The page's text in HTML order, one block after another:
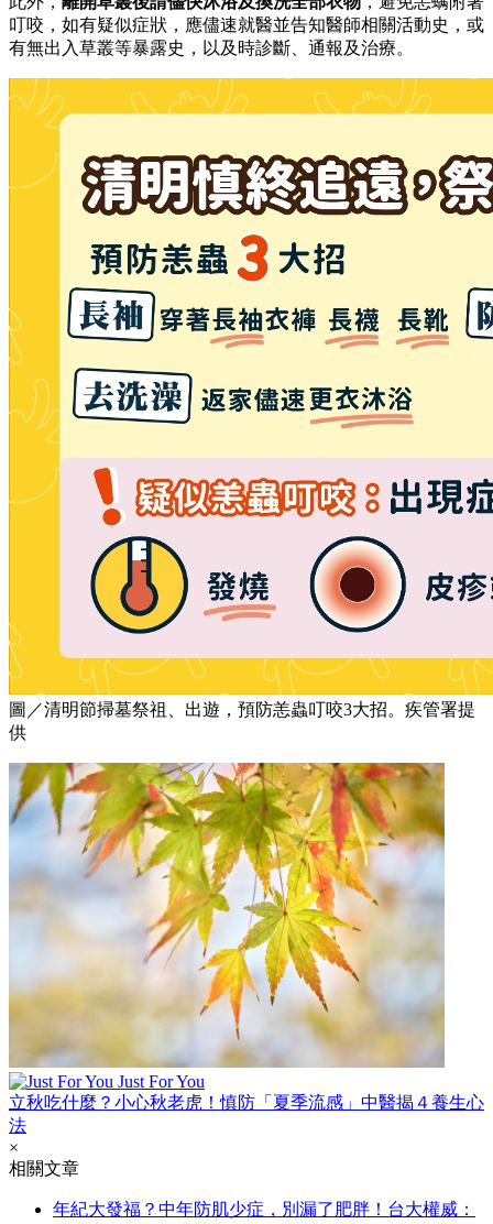
叮咬，如有疑似症狀，應儘速就醫並告知醫師相關活動史，或
有無出入草叢等暴露史，以及時診斷、通報及治療。
圖／清明節掃墓祭祖、出遊，預防恙蟲叮咬3大招。疾管署提
供
Just For You
立秋吃什麼？小心秋老虎！慎防「夏季流感」中醫揭４養生心
法
×
相關文章
年紀大發福？中年防肌少症，別漏了肥胖！台大權威：